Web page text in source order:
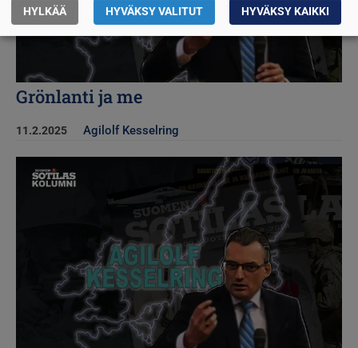
Grönlanti ja me
11.2.2025 Agilolf Kesselring
Kuva
HYLKÄÄ HYVÄKSY VALITUT HYVÄKSY KAIKKI